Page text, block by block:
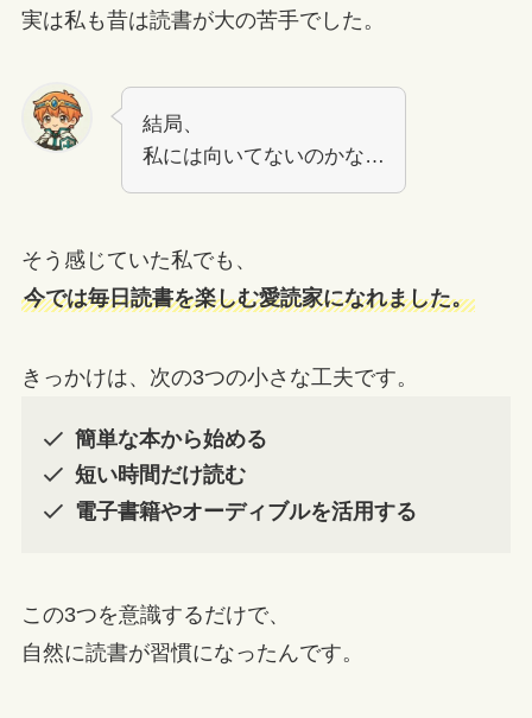
実は私も昔は読書が大の苦手でした。
結局、
私には向いてないのかな…
そう感じていた私でも、
今では毎日読書を楽しむ愛読家になれました。
きっかけは、次の3つの小さな工夫です。
簡単な本から始める
短い時間だけ読む
電子書籍やオーディブルを活用する
この3つを意識するだけで、
自然に読書が習慣になったんです。